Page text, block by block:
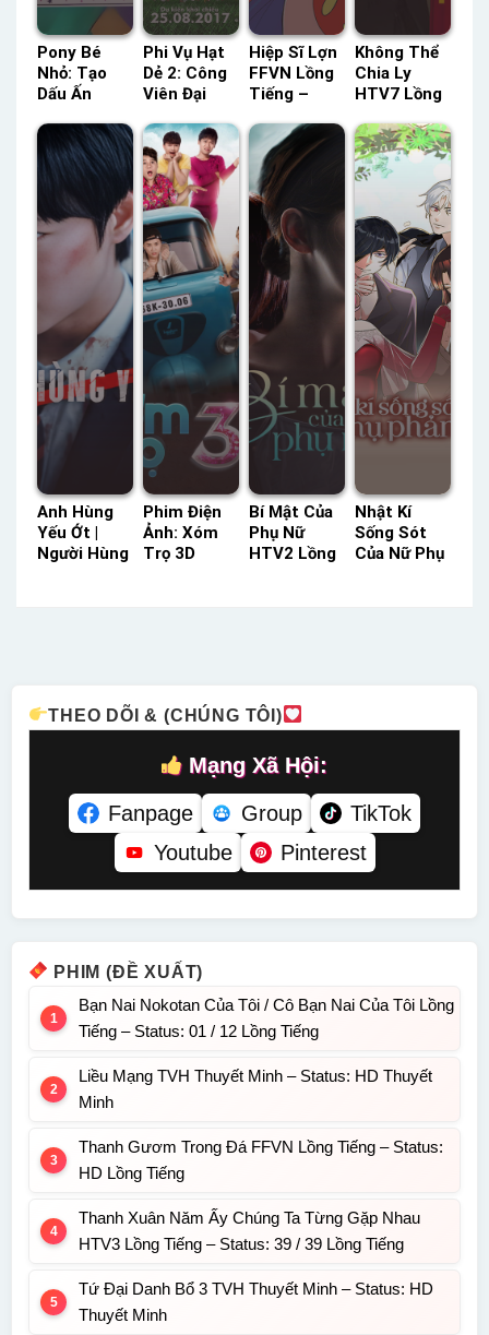
Pony Bé
Nhỏ: Tạo
Dấu Ấn
Ước Mùa
Đông –
Chương 3
Netflix
Lồng Tiếng
– Status:
Phi Vụ Hạt
Dẻ 2: Công
Viên Đại
Tiếng –
Status: HD
Lồng Tiếng
Hiệp Sĩ Lợn
FFVN Lồng
Tiếng –
51 Lồng
Tiếng
Không Thể
Chia Ly
HTV7 Lồng
Status: 49 /
49 Lồng
Tiếng
Anh Hùng
Yếu Ớt |
Người Hùng
Phim Điện
Ảnh: Xóm
Trọ 3D
Bí Mật Của
Phụ Nữ
HTV2 Lồng
Nhật Kí
Sống Sót
Của Nữ Phụ
THEO DÕI & (CHÚNG TÔI)
Mạng Xã Hội:
Fanpage
Group
TikTok
Youtube
Pinterest
PHIM (ĐỀ XUẤT)
Bạn Nai Nokotan Của Tôi / Cô Bạn Nai Của Tôi Lồng
Tiếng – Status: 01 / 12 Lồng Tiếng
Liều Mạng TVH Thuyết Minh – Status: HD Thuyết
Minh
Thanh Gươm Trong Đá FFVN Lồng Tiếng – Status:
HD Lồng Tiếng
Thanh Xuân Năm Ấy Chúng Ta Từng Gặp Nhau
HTV3 Lồng Tiếng – Status: 39 / 39 Lồng Tiếng
Tứ Đại Danh Bổ 3 TVH Thuyết Minh – Status: HD
Thuyết Minh